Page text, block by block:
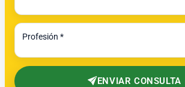
Profesión *
ENVIAR CONSULTA